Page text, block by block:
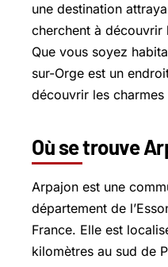
une destination
cherchent à découvrir
Que vous soyez
sur-Orge est un
découvrir les
Où se trouve
Arpajon est une
département de
France. Elle est
kilomètres au sud de